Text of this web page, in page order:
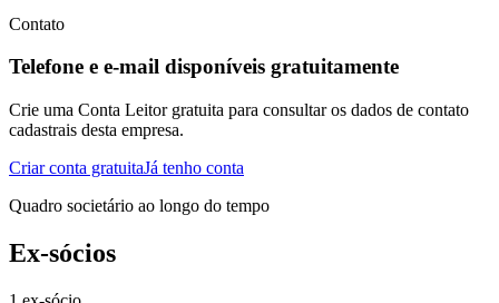
Contato
Telefone e e-mail disponíveis gratuitamente
Crie uma Conta Leitor gratuita para consultar os dados de contato
cadastrais desta empresa.
Criar conta gratuitaJá tenho conta
Quadro societário ao longo do tempo
Ex-sócios